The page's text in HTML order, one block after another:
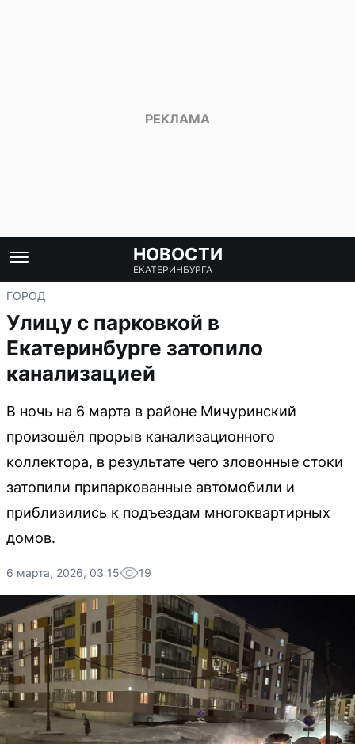
НОВОСТИ
ЕКАТЕРИНБУРГА
ГОРОД
Улицу с парковкой в
Екатеринбурге затопило
канализацией
В ночь на 6 марта в районе Мичуринский
произошёл прорыв канализационного
коллектора, в результате чего зловонные стоки
затопили припаркованные автомобили и
приблизились к подъездам многоквартирных
домов.
6 марта, 2026, 03:15 19